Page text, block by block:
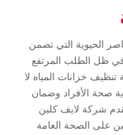
الحيوية التي تضمن
في ظل الطلب المرتفع
تنظيف خزانات المياه لا
صحة الأفراد وضمان
شركة لايف كلين
على الصحة العامة